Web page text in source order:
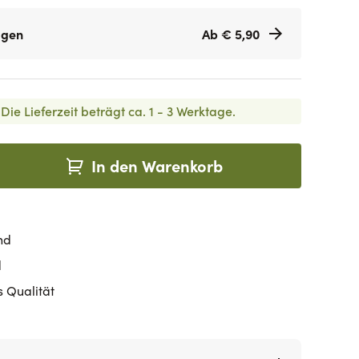
Ab € 5,90
Die Lieferzeit beträgt ca. 1 - 3 Werktage.
In den Warenkorb
Qualität